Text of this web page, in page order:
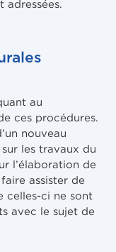
au
ces procédures.
nouveau
les travaux du
l’élaboration de
assister de
celles-ci ne sont
avec le sujet de